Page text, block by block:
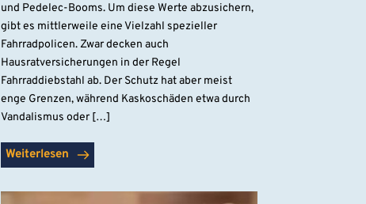
und Pedelec-Booms. Um diese Werte abzusichern,
gibt es mittlerweile eine Vielzahl spezieller
Fahrradpolicen. Zwar decken auch
Hausratversicherungen in der Regel
Fahrraddiebstahl ab. Der Schutz hat aber meist
enge Grenzen, während Kaskoschäden etwa durch
Vandalismus oder […]
Weiterlesen